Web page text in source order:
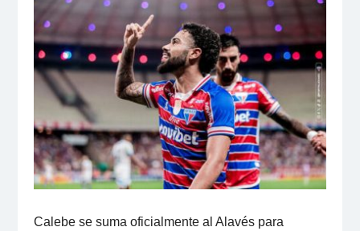
Calebe se suma oficialmente al Alavés para